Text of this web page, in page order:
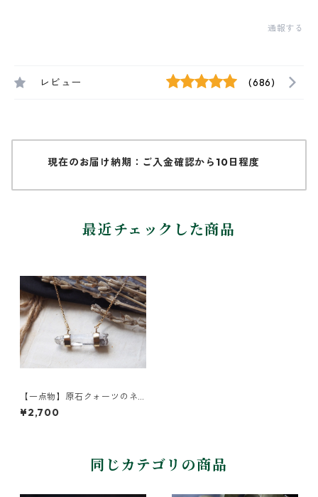
通報する
レビュー (686)
現在のお届け納期：ご入金確認から10日程度
最近チェックした商品
【一点物】原石クォーツのネ
ックレス
¥2,700
同じカテゴリの商品